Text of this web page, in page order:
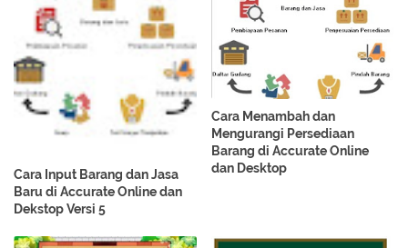
Cara Input Barang dan Jasa
Baru di Accurate Online dan
Dekstop Versi 5
Cara Menambah dan
Mengurangi Persediaan
Barang di Accurate Online
dan Desktop